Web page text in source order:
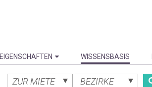
EIGENSCHAFTEN WISSENSBASIS
ZUR MIETE BEZIRKE